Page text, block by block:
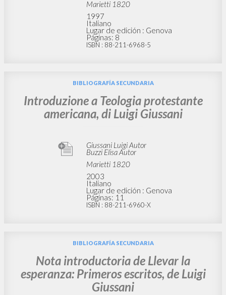
Marietti 1820
1997
Italiano
Lugar de edición : Genova
Páginas: 8
ISBN : 88-211-6968-5
BIBLIOGRAFÍA SECUNDARIA
Introduzione a Teologia protestante
americana, di Luigi Giussani
Giussani Luigi Autor
Buzzi Elisa Autor
Marietti 1820
2003
Italiano
Lugar de edición : Genova
Páginas: 11
ISBN : 88-211-6960-X
BIBLIOGRAFÍA SECUNDARIA
Nota introductoria de Llevar la
esperanza: Primeros escritos, de Luigi
Giussani